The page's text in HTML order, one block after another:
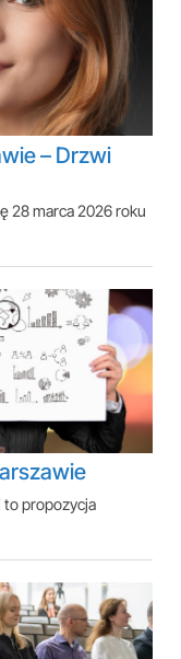
– Drzwi
28 marca 2026 roku
to propozycja